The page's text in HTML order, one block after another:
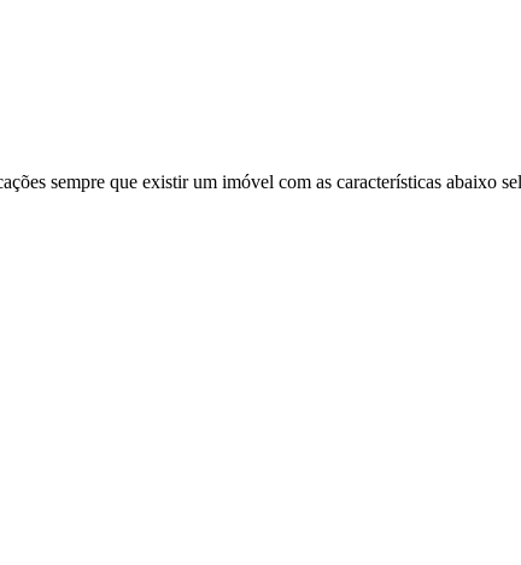
sempre que existir um imóvel com as características abaixo